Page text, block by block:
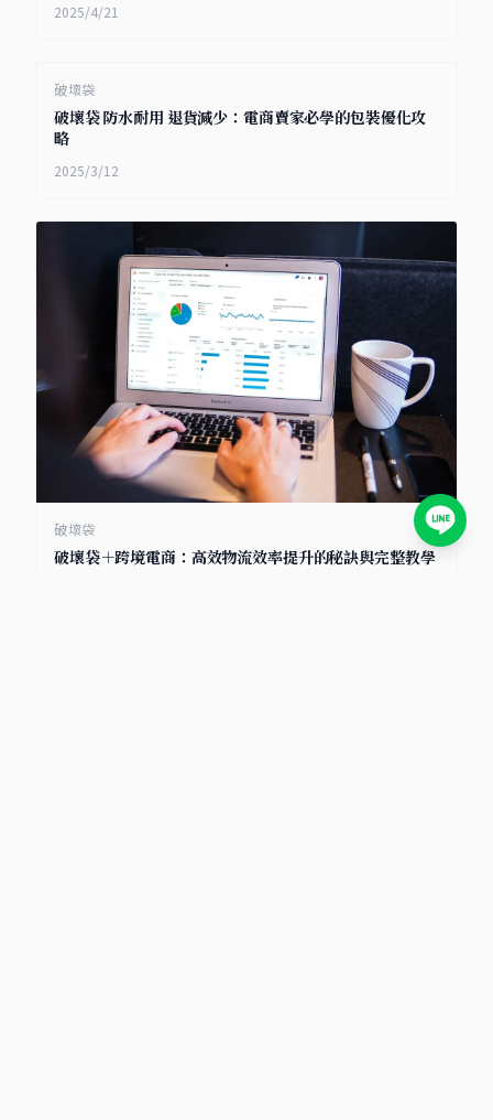
2025/4/21
破壞袋
破壞袋 防水耐用 退貨減少：電商賣家必學的包裝優化攻
略
2025/3/12
破壞袋
破壞袋＋跨境電商：高效物流效率提升的秘訣與完整教學